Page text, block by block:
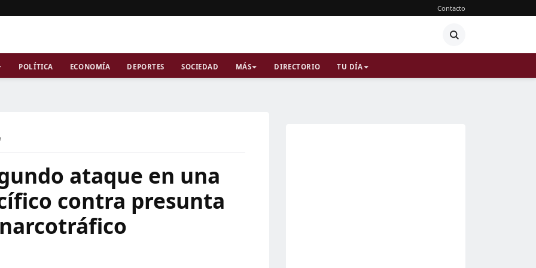
Contacto
POLÍTICA ECONOMÍA DEPORTES SOCIEDAD MÁS DIRECTORIO TU DÍA
ataque en una
contra presunta